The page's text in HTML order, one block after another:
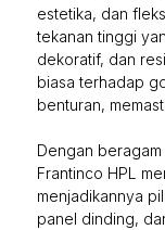
estetika, dan
tekanan tinggi
dekoratif, dan
biasa terhadap
benturan,
Dengan
Frantinco HPL
menjadikannya
panel dinding,